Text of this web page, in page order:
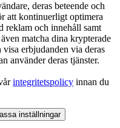
deras beteende och
att kontinuerligt optimera
reklam och innehåll samt
matcha dina krypterade
erbjudanden via deras
använder deras tjänster.
integritetspolicy innan du
inställningar